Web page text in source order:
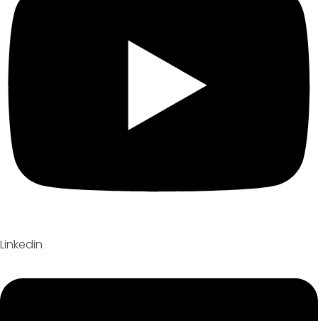
Linkedin